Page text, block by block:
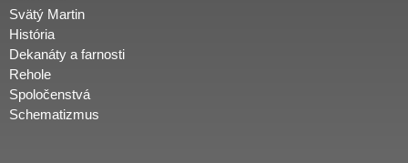
Svätý Martin
História
Dekanáty a farnosti
Rehole
Spoločenstvá
Schematizmus